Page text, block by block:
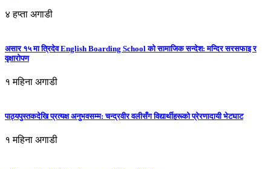
४ हप्ता अगाडी
असार १५ मा त्रिदेव English Boarding School को सामाजिक सन्देश: मन्दिर सरसफाइ र
वृक्षारोपण
१ महिना अगाडी
पाठ्यपुस्तकदेखि प्रत्यक्ष अनुभवसम्म: चन्द्रवीर वलीसँग विद्यार्थीहरूको प्रेरणादायी भेटघाट
१ महिना अगाडी